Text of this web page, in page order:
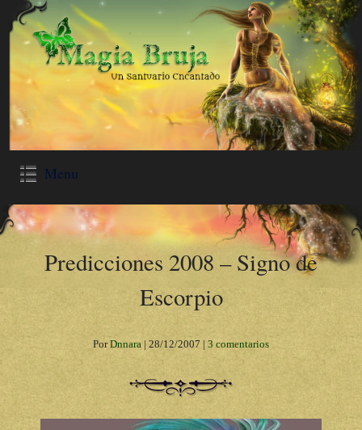
Menu
Predicciones 2008 – Signo de
Escorpio
PorDnnara | 28/12/2007 | 3 comentarios